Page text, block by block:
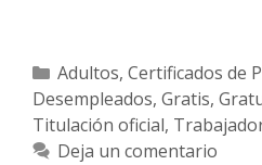
Categorías
Adultos, Certificados de
Desempleados, Gratis,
Titulación oficial,
Deja un comentario